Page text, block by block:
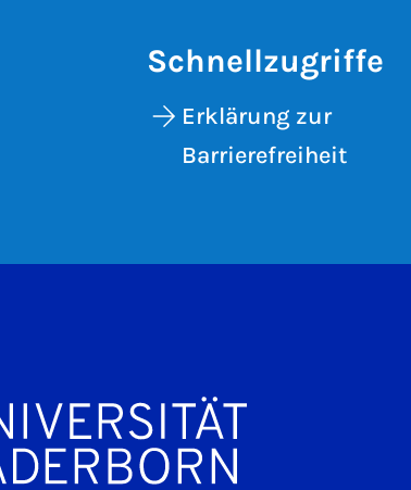
Schnellzugriffe
Erklärung zur
Barrierefreiheit